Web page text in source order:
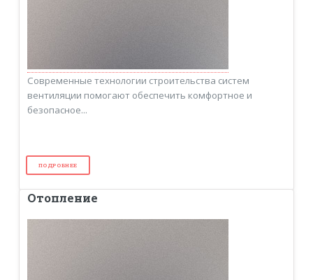
Современные технологии строительства систем
вентиляции помогают обеспечить комфортное и
безопасное...
ПОДРОБНЕЕ
Отопление